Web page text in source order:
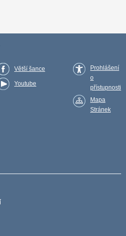
Větší šance
Youtube
Prohlášení
o
přístupnosti
Mapa
Stránek